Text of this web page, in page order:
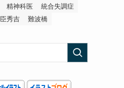
精神科医
統合失調症
秀吉 難波橋